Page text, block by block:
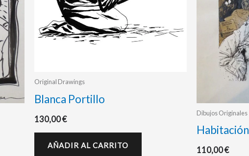
Original Drawings
Blanca Portillo
130,00€
AÑADIR AL CARRITO
Dibujos Originales
Habitación
110,00€